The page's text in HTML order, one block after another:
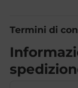
Termini di